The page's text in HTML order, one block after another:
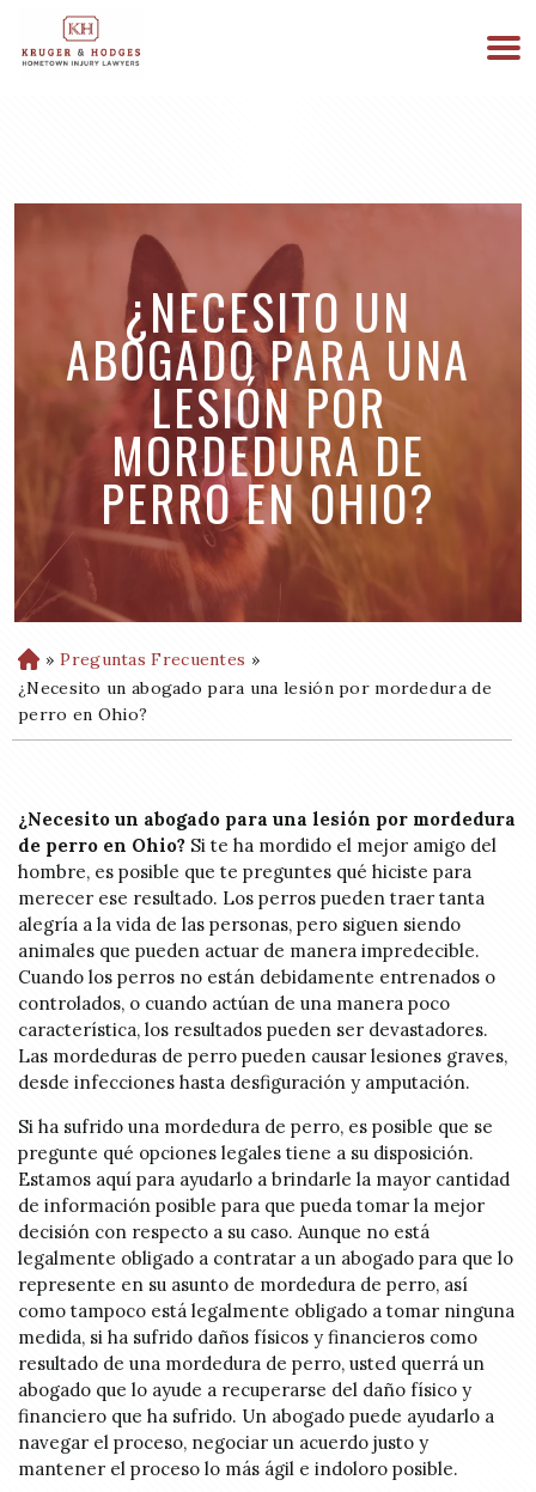
ESTAMOS DISPONIBLES 24/7
¿NECESITO UN
ABOGADO PARA UNA
LESIÓN POR
MORDEDURA DE
PERRO EN OHIO?
H
o
m
e
» Preguntas Frecuentes »
¿Necesito un abogado para una lesión por mordedura de
perro en Ohio?
¿Necesito un abogado para una lesión por mordedura
de perro en Ohio? Si te ha mordido el mejor amigo del
hombre, es posible que te preguntes qué hiciste para
merecer ese resultado. Los perros pueden traer tanta
alegría a la vida de las personas, pero siguen siendo
animales que pueden actuar de manera impredecible.
Cuando los perros no están debidamente entrenados o
controlados, o cuando actúan de una manera poco
característica, los resultados pueden ser devastadores.
Las mordeduras de perro pueden causar lesiones graves,
desde infecciones hasta desfiguración y amputación.
Si ha sufrido una mordedura de perro, es posible que se
pregunte qué opciones legales tiene a su disposición.
Estamos aquí para ayudarlo a brindarle la mayor cantidad
de información posible para que pueda tomar la mejor
decisión con respecto a su caso. Aunque no está
legalmente obligado a contratar a un abogado para que lo
represente en su asunto de mordedura de perro, así
como tampoco está legalmente obligado a tomar ninguna
medida, si ha sufrido daños físicos y financieros como
resultado de una mordedura de perro, usted querrá un
abogado que lo ayude a recuperarse del daño físico y
financiero que ha sufrido. Un abogado puede ayudarlo a
navegar el proceso, negociar un acuerdo justo y
mantener el proceso lo más ágil e indoloro posible.